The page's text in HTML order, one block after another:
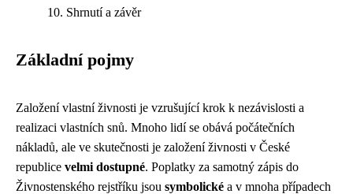
Shrnutí a závěr
Základní pojmy
Založení vlastní živnosti je vzrušující krok k nezávislosti a
realizaci vlastních snů. Mnoho lidí se obává počátečních
nákladů, ale ve skutečnosti je založení živnosti v České
republice velmi dostupné. Poplatky za samotný zápis do
Živnostenského rejstříku jsou symbolické a v mnoha případech